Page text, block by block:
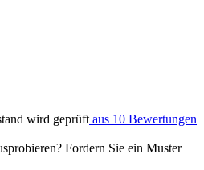
wird geprüft aus 10 Bewertungen
Fordern Sie ein Muster